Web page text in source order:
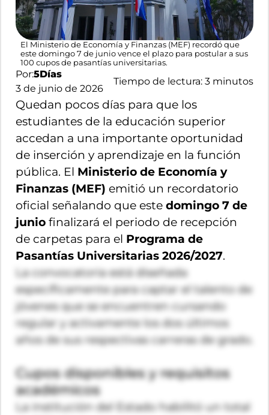
El Ministerio de Economía y Finanzas (MEF) recordó que
este domingo 7 de junio vence el plazo para postular a sus
100 cupos de pasantías universitarias.
Por:5Días
3 de junio de 2026
Tiempo de lectura: 3 minutos
Quedan pocos días para que los
estudiantes de la educación superior
accedan a una importante oportunidad
de inserción y aprendizaje en la función
pública. El Ministerio de Economía y
Finanzas (MEF) emitió un recordatorio
oficial señalando que este domingo 7 de
junio finalizará el periodo de recepción
de carpetas para el Programa de
Pasantías Universitarias 2026/2027.
La convocatoria está diseñada
específicamente para captar el talento de
jóvenes que se encuentren cursando
regular y activamente los dos últimos
años de sus respectivas carreras de grado.
Cupos disponibles y requisitos
académicos
La institución del Estado habilitó un total